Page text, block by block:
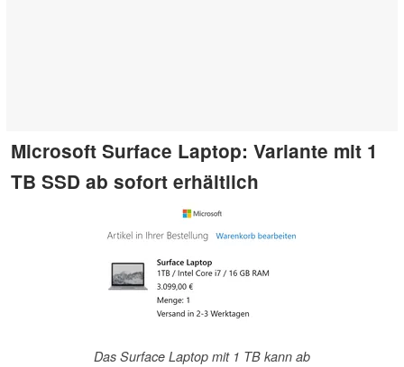
Microsoft Surface Laptop: Variante mit 1
TB SSD ab sofort erhältlich
Das Surface Laptop mit 1 TB kann ab